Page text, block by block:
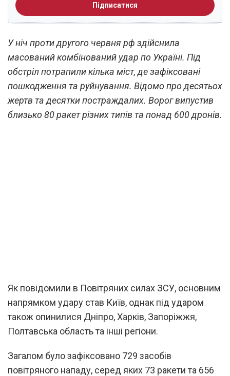
Підписатися
У ніч проти другого червня рф здійснила
масований комбінований удар по Україні. Під
обстріл потрапили кілька міст, де зафіксовані
пошкодження та руйнування. Відомо про десятьох
жертв та десятки постраждалих. Ворог випустив
близько 80 ракет різних типів та понад 600 дронів.
Як повідомили в Повітряних силах ЗСУ, основним
напрямком удару став Київ, однак під ударом
також опинилися Дніпро, Харків, Запоріжжя,
Полтавська область та інші регіони.
Загалом було зафіксовано 729 засобів
повітряного нападу, серед яких 73 ракети та 656